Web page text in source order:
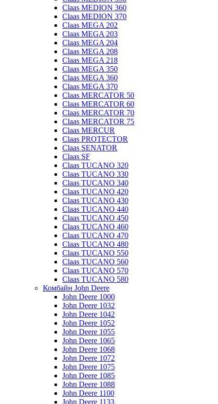
Claas MEDION 360
Claas MEDION 370
Claas MEGA 202
Claas MEGA 203
Claas MEGA 204
Claas MEGA 208
Claas MEGA 218
Claas MEGA 350
Claas MEGA 360
Claas MEGA 370
Claas MERCATOR 50
Claas MERCATOR 60
Claas MERCATOR 70
Claas MERCATOR 75
Claas MERCUR
Claas PROTECTOR
Claas SENATOR
Claas SF
Claas TUCANO 320
Claas TUCANO 330
Claas TUCANO 340
Claas TUCANO 420
Claas TUCANO 430
Claas TUCANO 440
Claas TUCANO 450
Claas TUCANO 460
Claas TUCANO 470
Claas TUCANO 480
Claas TUCANO 550
Claas TUCANO 560
Claas TUCANO 570
Claas TUCANO 580
Комбайн John Deere
John Deere 1000
John Deere 1032
John Deere 1042
John Deere 1052
John Deere 1055
John Deere 1065
John Deere 1068
John Deere 1072
John Deere 1075
John Deere 1085
John Deere 1088
John Deere 1100
John Deere 1133